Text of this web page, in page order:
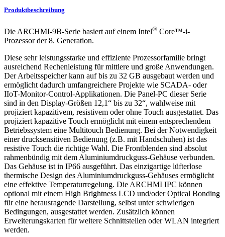
Produktbeschreibung
Die ARCHMI-9B-Serie basiert auf einem Intel® Core™-i-
Prozessor der 8. Generation.
Diese sehr leistungsstarke und effiziente Prozessorfamilie bringt
ausreichend Rechenleistung für mittlere und große Anwendungen.
Der Arbeitsspeicher kann auf bis zu 32 GB ausgebaut werden und
ermöglicht dadurch umfangreichere Projekte wie SCADA- oder
IIoT-Monitor-Control-Applikationen. Die Panel-PC dieser Serie
sind in den Display-Größen 12,1“ bis zu 32“, wahlweise mit
projiziert kapazitivem, resistivem oder ohne Touch ausgestattet. Das
projiziert kapazitive Touch ermöglicht mit einem entsprechendem
Betriebssystem eine Multitouch Bedienung. Bei der Notwendigkeit
einer drucksensitiven Bedienung (z.B. mit Handschuhen) ist das
resistive Touch die richtige Wahl. Die Frontblenden sind absolut
rahmenbündig mit dem Aluminiumdruckguss-Gehäuse verbunden.
Das Gehäuse ist in IP66 ausgeführt. Das einzigartige lüfterlose
thermische Design des Aluminiumdruckguss-Gehäuses ermöglicht
eine effektive Temperaturregelung. Die ARCHMI IPC können
optional mit einem High Brightness LCD und/oder Optical Bonding
für eine herausragende Darstellung, selbst unter schwierigen
Bedingungen, ausgestattet werden. Zusätzlich können
Erweiterungskarten für weitere Schnittstellen oder WLAN integriert
werden.